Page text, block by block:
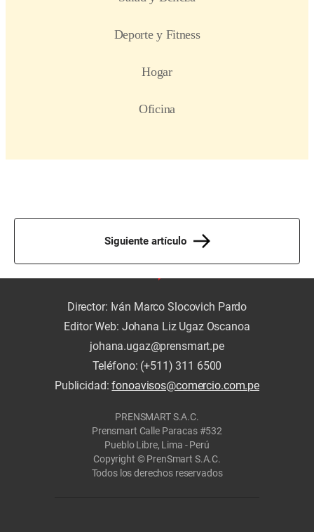
Siguiente artículo
Director: Iván Marco Slocovich Pardo
Editor Web: Johana Liz Ugaz Oscanoa
johana.ugaz@prensmart.pe
Teléfono: (+511) 311 6500
Publicidad:fonoavisos@comercio.com.pe
PRENSMART S.A.C.
Prensmart Calle Paracas #532
Pueblo Libre, Lima - Perú
Copyright © PrenSmart S.A.C.
Todos los derechos reservados